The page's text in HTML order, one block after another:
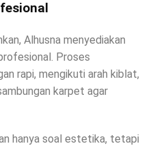
Alhusna menyediakan
Proses
rapi, mengikuti arah kiblat,
karpet agar
hanya soal estetika, tetapi